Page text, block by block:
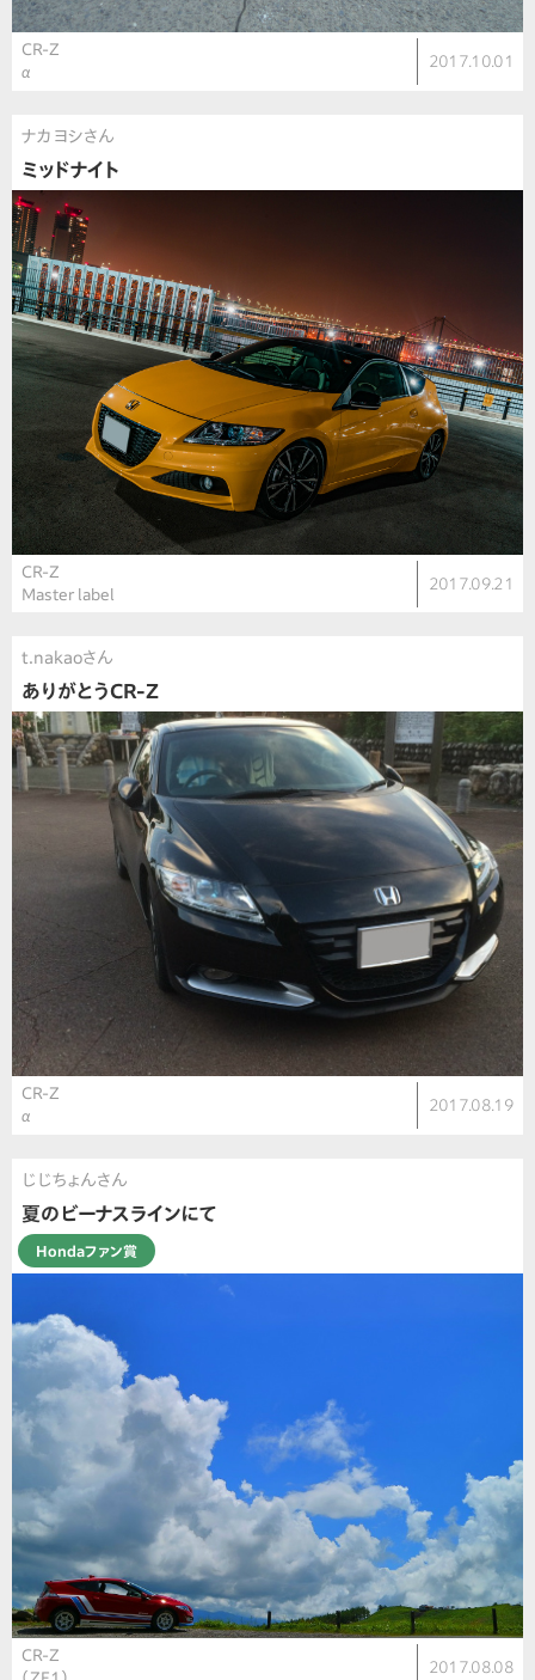
CR-Z
α
2017.10.01
ナカヨシさん
ミッドナイト
CR-Z
Master label
2017.09.21
t.nakaoさん
ありがとうCR-Z
CR-Z
α
2017.08.19
じじちょんさん
夏のビーナスラインにて
Hondaファン賞
CR-Z
2017.08.08